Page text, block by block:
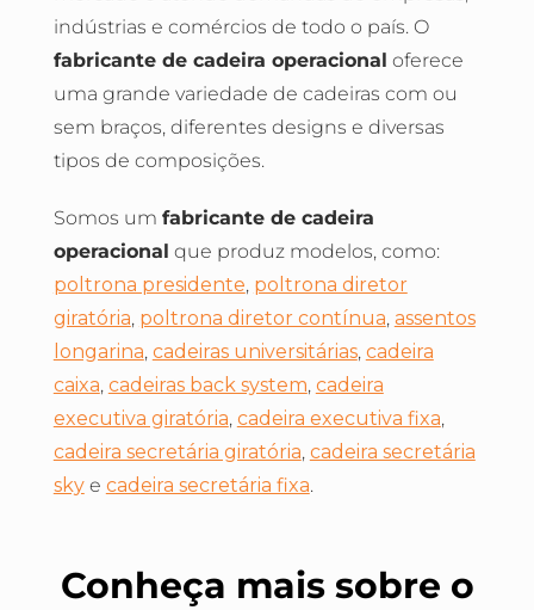
indústrias e comércios de todo o país. O
fabricante de cadeira operacional oferece
uma grande variedade de cadeiras com ou
sem braços, diferentes designs e diversas
tipos de composições.
Somos um fabricante de cadeira
operacional que produz modelos, como:
poltrona presidente, poltrona diretor
giratória, poltrona diretor contínua, assentos
longarina, cadeiras universitárias, cadeira
caixa, cadeiras back system, cadeira
executiva giratória, cadeira executiva fixa,
cadeira secretária giratória, cadeira secretária
skye cadeira secretária fixa.
Conheça mais sobre o